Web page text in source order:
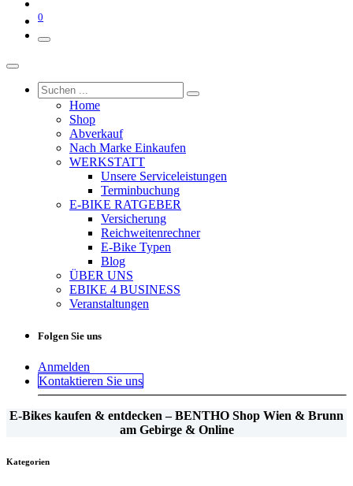
0
Home
Shop
Abverkauf
Nach Marke Einkaufen
WERKSTATT
Unsere Serviceleistungen
Terminbuchung
E-BIKE RATGEBER
Versicherung
Reichweitenrechner
E-Bike Typen
Blog
ÜBER UNS
EBIKE 4 BUSINESS
Veranstaltungen
Folgen Sie uns
Anmelden
Kontaktieren Sie uns
E-Bikes kaufen & entdecken – BENTHO Shop Wien & Brunn
am Gebirge & Online
Kategorien